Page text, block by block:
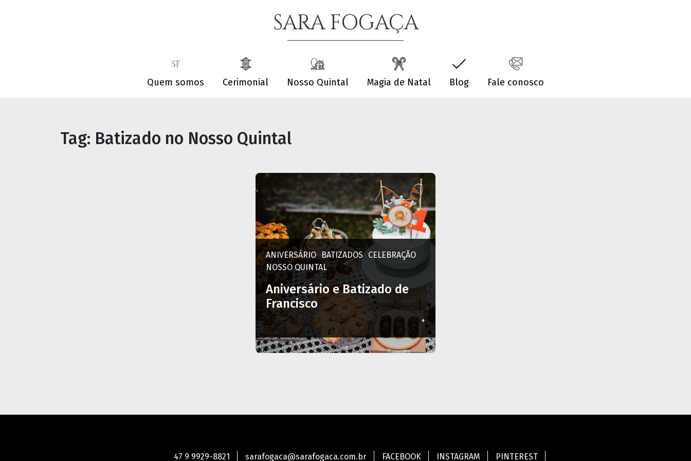
SARA FOGAÇA
Quem somos Cerimonial Nosso Quintal Magia de Natal Blog Fale conosco
Tag: Batizado no Nosso Quintal
ANIVERSÁRIO BATIZADOS CELEBRAÇÃO
NOSSO QUINTAL
Aniversário e Batizado de
Francisco
+
47 9 9929-8821 sarafogaca@sarafogaca.com.br FACEBOOK INSTAGRAM PINTEREST